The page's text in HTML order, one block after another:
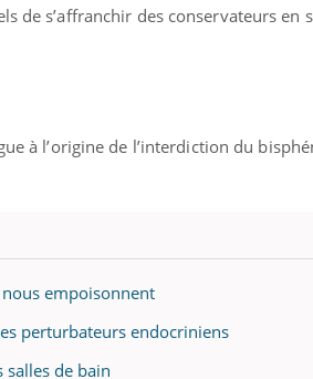
de s’affranchir des conservateurs en
à l’origine de l’interdiction du
empoisonnent
perturbateurs endocriniens
de bain